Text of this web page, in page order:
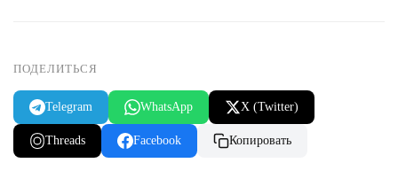
ПОДЕЛИТЬСЯ
Telegram WhatsApp X (Twitter)
Threads Facebook Копировать